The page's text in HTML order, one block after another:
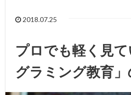
2018.07.25
プロでも軽く見
グラミング教育